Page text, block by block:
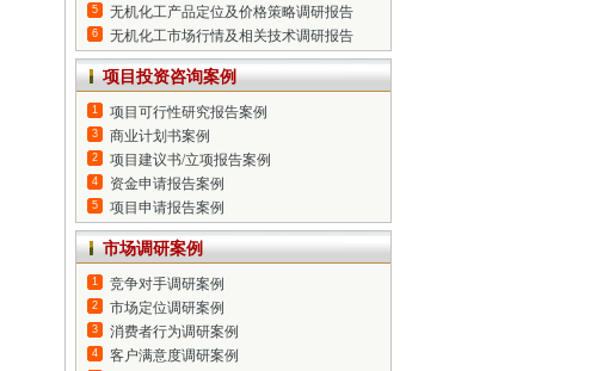
5 无机化工产品定位及价格策略调研报告
6 无机化工市场行情及相关技术调研报告
项目投资咨询案例
1 项目可行性研究报告案例
3 商业计划书案例
2 项目建议书/立项报告案例
4 资金申请报告案例
5 项目申请报告案例
市场调研案例
1 竞争对手调研案例
2 市场定位调研案例
3 消费者行为调研案例
4 客户满意度调研案例